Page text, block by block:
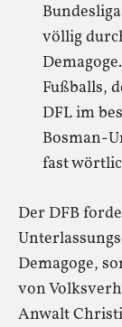
völlig
Fußballs,
DFL im
Bosman-
fast
Der DFB
Demagoge,
von
Anwalt